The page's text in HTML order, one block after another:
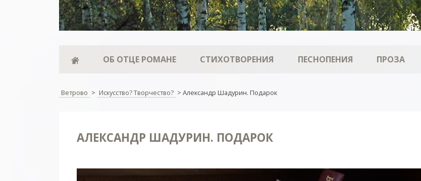
ОБ ОТЦЕ РОМАНЕ СТИХОТВОРЕНИЯ ПЕСНОПЕНИЯ ПРОЗА
Ветрово > Искусство? Творчество? > Александр Шадурин. Подарок
АЛЕКСАНДР ШАДУРИН. ПОДАРОК